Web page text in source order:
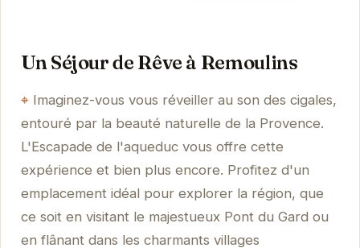
Un Séjour de Rêve à Remoulins
Imaginez-vous vous réveiller au son des cigales,
entouré par la beauté naturelle de la Provence.
L'Escapade de l'aqueduc vous offre cette
expérience et bien plus encore. Profitez d'un
emplacement idéal pour explorer la région, que
ce soit en visitant le majestueux Pont du Gard ou
en flânant dans les charmants villages